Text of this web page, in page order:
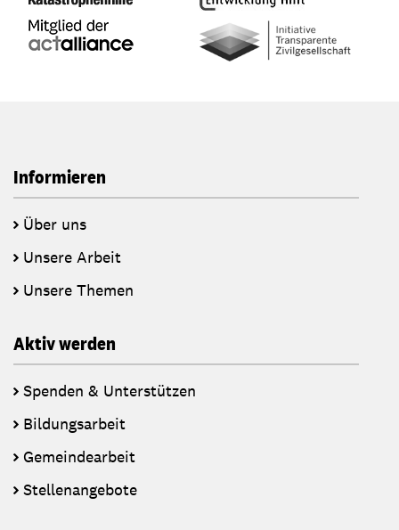
Informieren
Über uns
Unsere Arbeit
Unsere Themen
Aktiv werden
Spenden & Unterstützen
Bildungsarbeit
Gemeindearbeit
Stellenangebote